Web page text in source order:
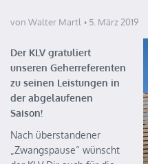
von Walter Martl 5. März 2019
Der KLV gratuliert
unseren Geherreferenten
zu seinen Leistungen in
der abgelaufenen
Saison!
Nach überstandener
„Zwangspause“ wünscht